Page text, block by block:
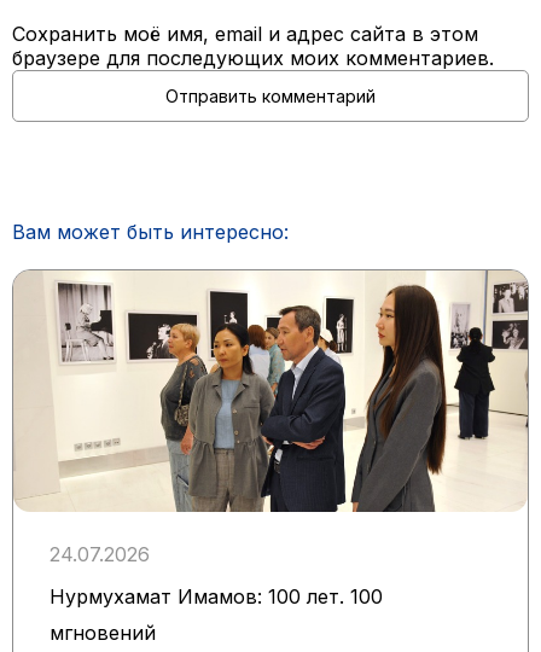
Сохранить моё имя, email и адрес сайта в этом
браузере для последующих моих комментариев.
Вам может быть интересно:
24.07.2026
Нурмухамат Имамов: 100 лет. 100
мгновений